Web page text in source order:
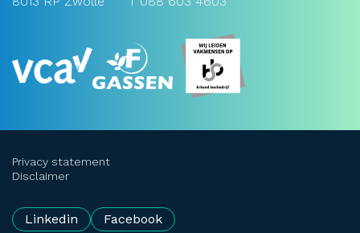
Privacy statement
Disclaimer
Linkedin Facebook